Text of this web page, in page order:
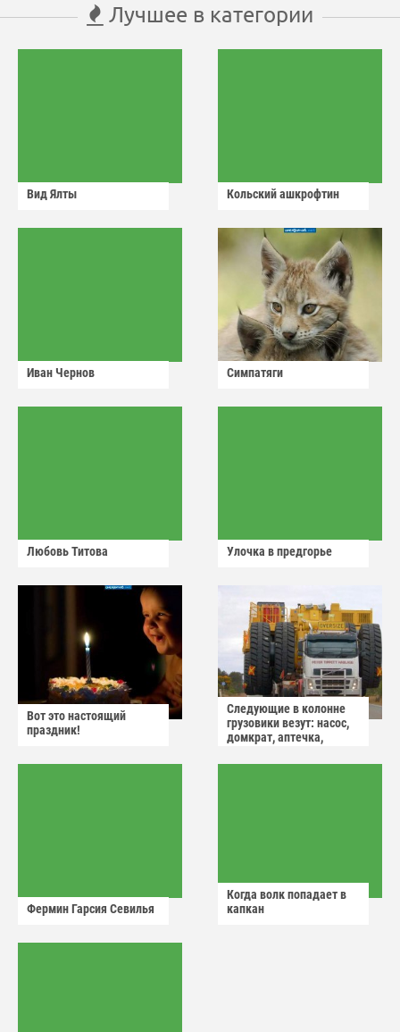
Лучшее в категории
Вид Ялты Кольский ашкрофтин
Иван Чернов Симпатяги
Любовь Титова Улочка в предгорье
Вот это настоящий
праздник!
Следующие в колонне
грузовики везут: насос,
домкрат, аптечка,
Фермин Гарсия Севилья
Когда волк попадает в
капкан